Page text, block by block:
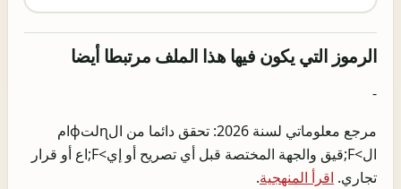
الرموز التي يكون فيها هذا الملف مرتبطا أيضا
-
مرجع معلوماتي لسنة 2026: تحقق دائما من الɳلتɸام
ال>F;قيق والجهة المختصة قبل أي تصريح أو إي>F;اع أو قرار
تجاري. اقرأ المنهجية.